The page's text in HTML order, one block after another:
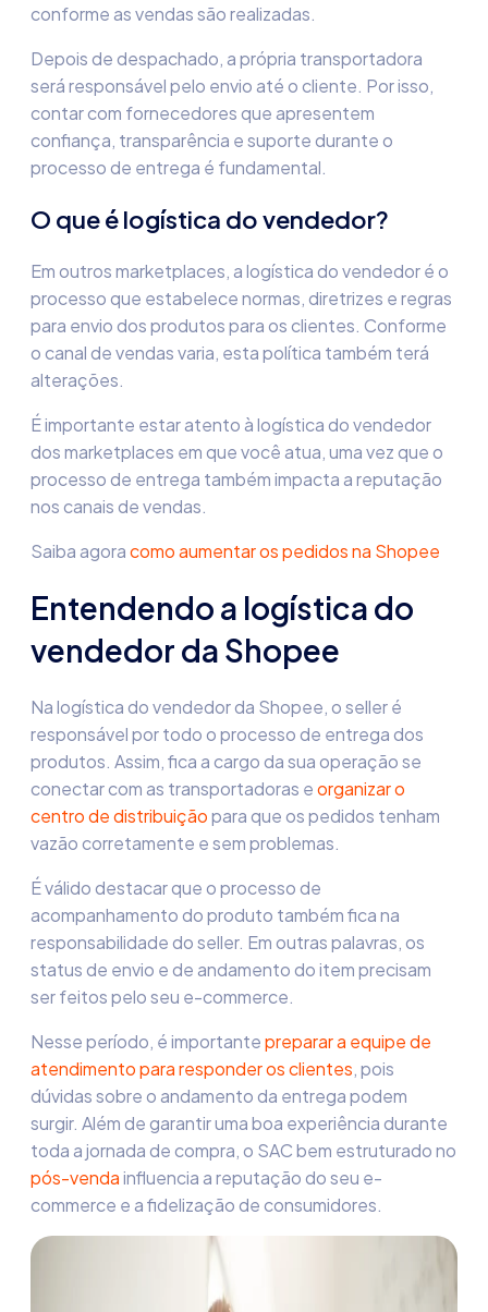
conforme as vendas são realizadas.
Depois de despachado, a própria transportadora
será responsável pelo envio até o cliente. Por isso,
contar com fornecedores que apresentem
confiança, transparência e suporte durante o
processo de entrega é fundamental.
O que é logística do vendedor?
Em outros marketplaces, alogística do vendedoré o
processo que estabelece normas, diretrizes e regras
para envio dos produtos para os clientes. Conforme
o canal de vendas varia, esta política também terá
alterações.
É importante estar atento àlogística do vendedor
dos marketplaces em que você atua, uma vez que o
processo de entrega também impacta a reputação
nos canais de vendas.
Saiba agoracomo aumentar os pedidos na Shopee
Entendendo a logística do
vendedor da Shopee
Nalogística do vendedor da Shopee, o seller é
responsável por todo o processo de entrega dos
produtos. Assim, fica a cargo da sua operação se
conectar com as transportadoras eorganizar o
centro de distribuiçãopara que os pedidos tenham
vazão corretamente e sem problemas.
É válido destacar que o processo de
acompanhamento do produto também fica na
responsabilidade do seller. Em outras palavras, os
status de envio e de andamento do item precisam
ser feitos pelo seu e-commerce.
Nesse período, é importantepreparar a equipe de
atendimento para responder os clientes, pois
dúvidas sobre o andamento da entrega podem
surgir. Além de garantir uma boa experiência durante
toda a jornada de compra, o SAC bem estruturado no
pós-vendainfluencia a reputação do seu e-
commerce e a fidelização de consumidores.